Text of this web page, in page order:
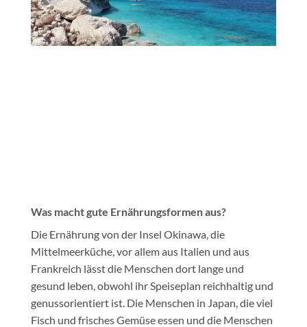
Was macht gute Ernährungsformen aus?
Die Ernährung von der Insel Okinawa, die
Mittelmeerküche, vor allem aus Italien und aus
Frankreich lässt die Menschen dort lange und
gesund leben, obwohl ihr Speiseplan reichhaltig und
genussorientiert ist. Die Menschen in Japan, die viel
Fisch und frisches Gemüse essen und die Menschen